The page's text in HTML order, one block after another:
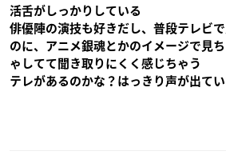
活舌がしっかりしている
俳優陣の演技も好きだし、普段テレビ
のに、アニメ銀魂とかのイメージで見
ゃしてて聞き取りにくく感じちゃう
テレがあるのかな？はっきり声が出て